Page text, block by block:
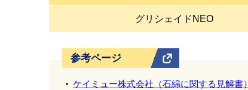
グリシェイドNEO
参考ページ
ケイミュー株式会社（石綿に関する見解書）